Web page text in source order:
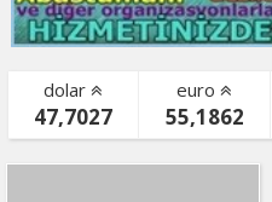
dolar
47,7027
euro
55,1862
bist color-